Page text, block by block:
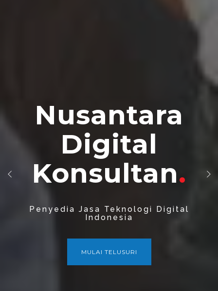
Nusantara
Digital
Konsultan
KonsultanTeknologi Informasi
Nusantara
Digital
Konsultan
Penyedia Jasa Teknologi Digital
Indonesia
MULAI TELUSURI